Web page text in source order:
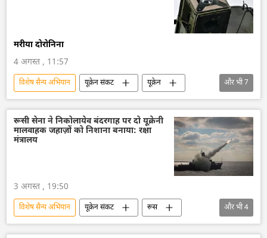
मरीया दोरोनिना
4 अगस्त , 11:57
विशेष सैन्य अभियान यूक्रेन संकट
यूक्रेन
यूक्रेन सशस्त्र बल
रूस
रूसी सेना
वायु रक्षा
राष्ट्रीय सुरक्षा
ड्रोन हमला
ड्रोन
और भी7
रूसी सेना ने निकोलायेव बंदरगाह पर दो यूक्रेनी
मालवाहक जहाज़ों को निशाना बनाया: रक्षा
मंत्रालय
3 अगस्त , 19:50
विशेष सैन्य अभियान यूक्रेन संकट
रूस
रूसी सेना
यूक्रेन
रक्षा मंत्रालय (MoD)
और भी4